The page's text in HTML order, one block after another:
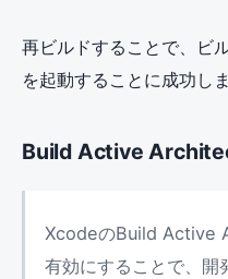
再ビルドすることで、ビ
を起動することに成功しま
Build Active
XcodeのBuild Active
有効にすることで、開